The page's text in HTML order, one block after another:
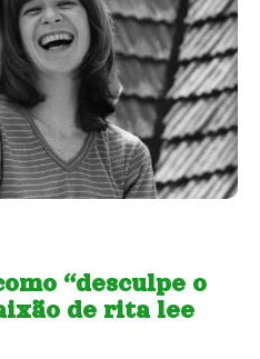
“desculpe o
de rita lee